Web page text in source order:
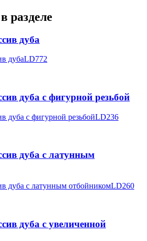
разделе
дуба
LD772
дуба с фигурной резьбой
LD236
дуба с латунным
LD260
дуба с увеличенной